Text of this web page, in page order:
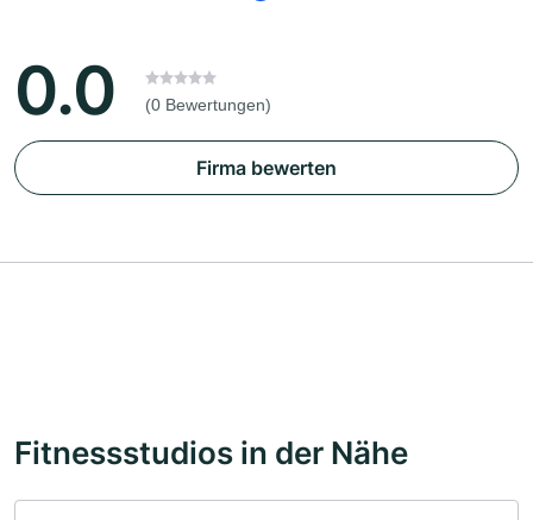
0.0 (0 Bewertungen)
Firma bewerten
Fitnessstudios in der Nähe